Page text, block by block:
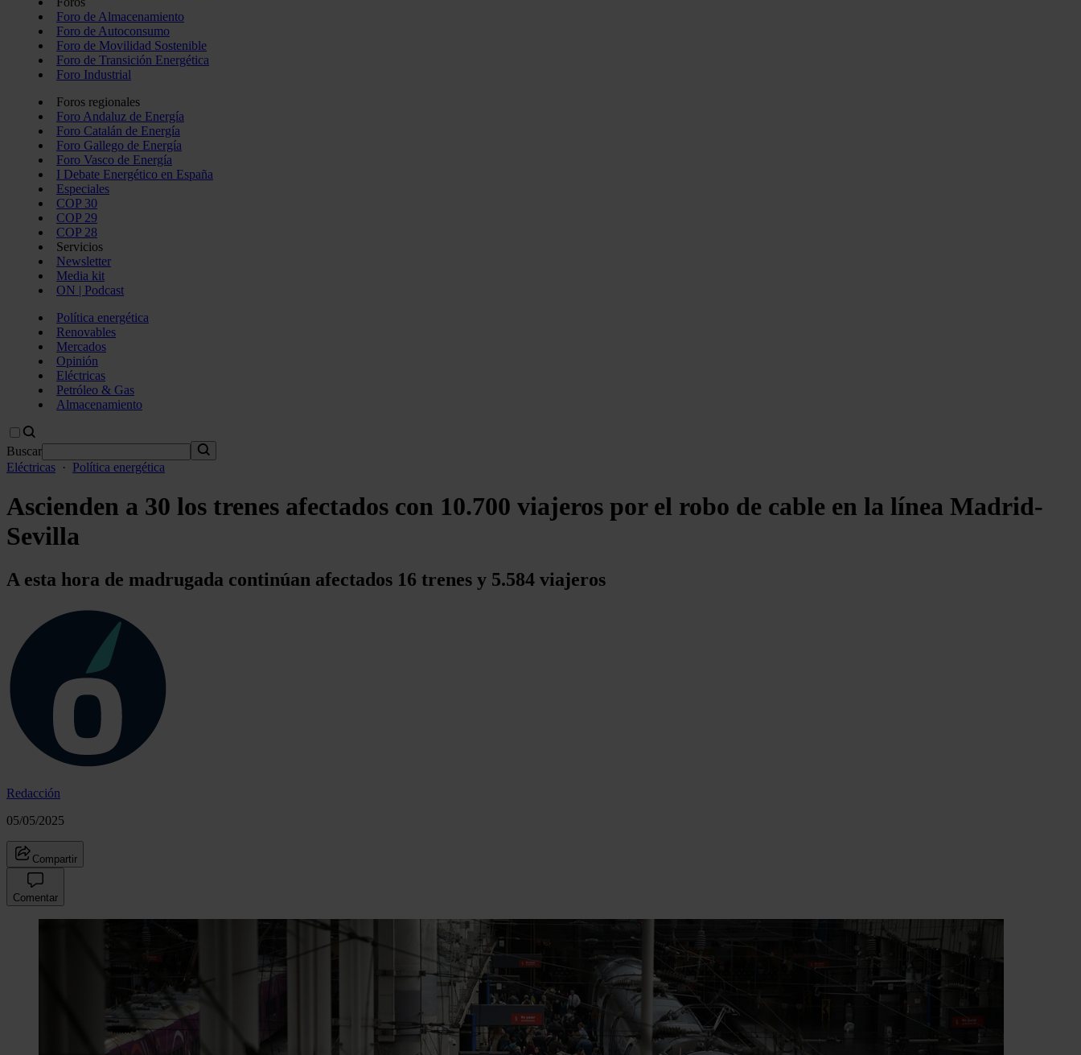
Foro de Almacenamiento
Foro de Autoconsumo
Foro de Movilidad Sostenible
Foro de Transición Energética
Foro Industrial
Foros regionales
Foro Andaluz de Energía
Foro Catalán de Energía
Foro Gallego de Energía
Foro Vasco de Energía
I Debate Energético en España
Especiales
COP 30
COP 29
COP 28
Servicios
Newsletter
Media kit
ON | Podcast
Política energética
Renovables
Mercados
Opinión
Eléctricas
Petróleo & Gas
Almacenamiento
Buscar
Eléctricas · Política energética
Ascienden a 30 los trenes afectados con 10.700 viajeros por el robo de cable en la línea Madrid-
Sevilla
A esta hora de madrugada continúan afectados 16 trenes y 5.584 viajeros
Redacción
05/05/2025
Compartir
Comentar